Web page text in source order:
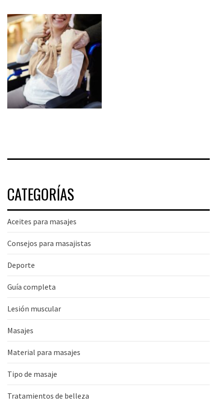
CATEGORÍAS
Aceites para masajes
Consejos para masajistas
Deporte
Guía completa
Lesión muscular
Masajes
Material para masajes
Tipo de masaje
Tratamientos de belleza